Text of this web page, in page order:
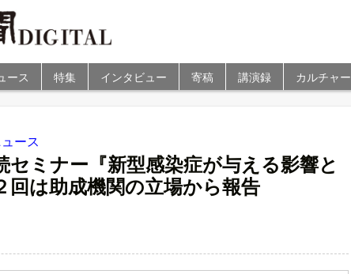
ース 特集 インタビュー 寄稿 講演録 カルチャー
ース
セミナー『新型感染症が与える影響と
は助成機関の立場から報告